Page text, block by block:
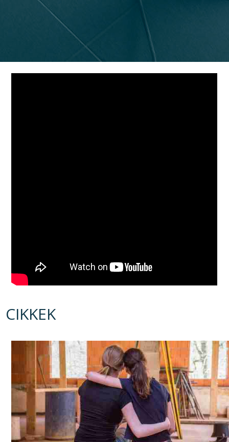
CIKKEK